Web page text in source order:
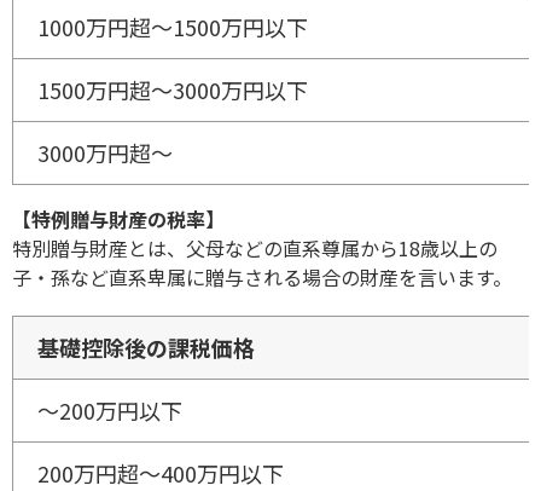
1000万円超～1500万円以下
1500万円超～3000万円以下
3000万円超～
【特例贈与財産の税率】
特別贈与財産とは、父母などの直系尊属から18歳以上の
子・孫など直系卑属に贈与される場合の財産を言います。
基礎控除後の課税価格
〜200万円以下
200万円超～400万円以下